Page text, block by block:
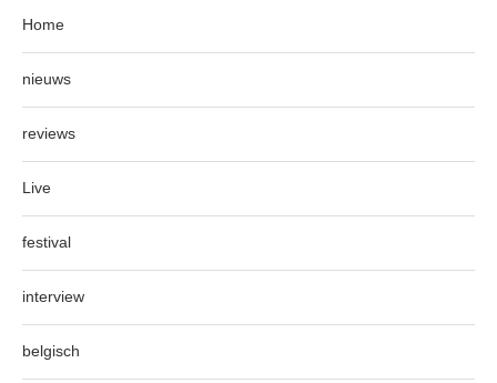
Home
nieuws
reviews
Live
festival
interview
belgisch